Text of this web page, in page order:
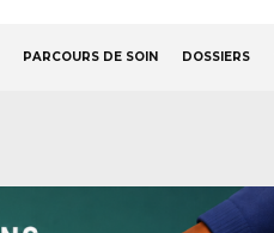
PARCOURS DE SOIN DOSSIERS